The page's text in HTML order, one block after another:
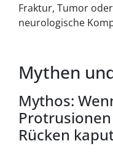
Fraktur, Tumor
neurologische
Mythen
Mythos:
Rücken